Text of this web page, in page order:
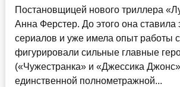
Постановщицей нового триллера
Анна Ферстер. До этого она
сериалов и уже имела опыт работы
фигурировали сильные главные
(«Чужестранка» и «Джессика
единственной полнометражной...